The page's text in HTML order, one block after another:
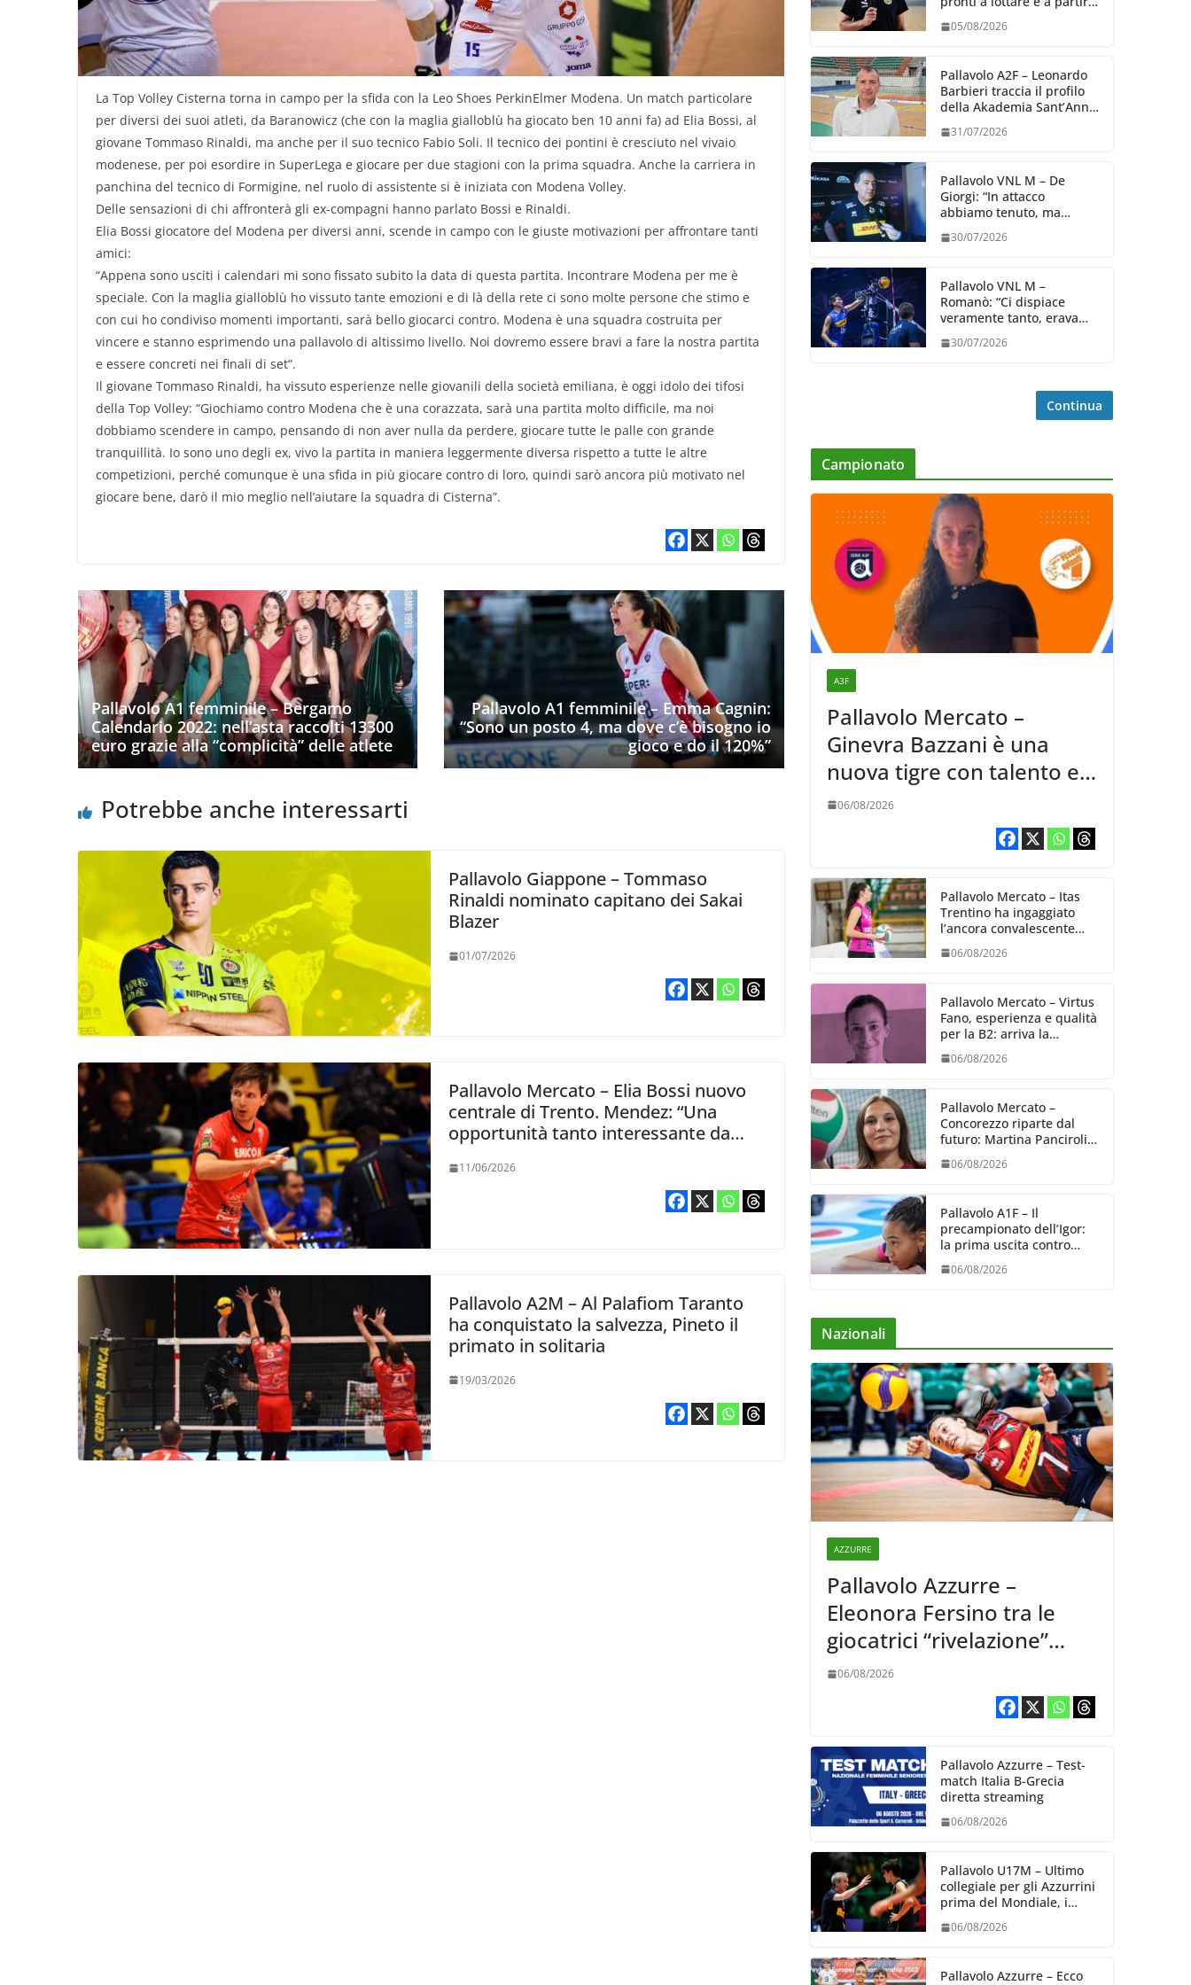
La Top Volley Cisterna torna in campo per la sfida con la Leo Shoes PerkinElmer Modena. Un match particolare
per diversi dei suoi atleti, da Baranowicz (che con la maglia gialloblù ha giocato ben 10 anni fa) ad Elia Bossi, al
giovane Tommaso Rinaldi, ma anche per il suo tecnico Fabio Soli. Il tecnico dei pontini è cresciuto nel vivaio
modenese, per poi esordire in SuperLega e giocare per due stagioni con la prima squadra. Anche la carriera in
panchina del tecnico di Formigine, nel ruolo di assistente si è iniziata con Modena Volley.
Delle sensazioni di chi affronterà gli ex-compagni hanno parlato Bossi e Rinaldi.
Elia Bossi giocatore del Modena per diversi anni, scende in campo con le giuste motivazioni per affrontare tanti
amici:
“Appena sono usciti i calendari mi sono fissato subito la data di questa partita. Incontrare Modena per me è
speciale. Con la maglia gialloblù ho vissuto tante emozioni e di là della rete ci sono molte persone che stimo e
con cui ho condiviso momenti importanti, sarà bello giocarci contro. Modena è una squadra costruita per
vincere e stanno esprimendo una pallavolo di altissimo livello. Noi dovremo essere bravi a fare la nostra partita
e essere concreti nei finali di set”.
Il giovane Tommaso Rinaldi, ha vissuto esperienze nelle giovanili della società emiliana, è oggi idolo dei tifosi
della Top Volley: “Giochiamo contro Modena che è una corazzata, sarà una partita molto difficile, ma noi
dobbiamo scendere in campo, pensando di non aver nulla da perdere, giocare tutte le palle con grande
tranquillità. Io sono uno degli ex, vivo la partita in maniera leggermente diversa rispetto a tutte le altre
competizioni, perché comunque è una sfida in più giocare contro di loro, quindi sarò ancora più motivato nel
giocare bene, darò il mio meglio nell’aiutare la squadra di Cisterna”.
Pallavolo A1 femminile – Bergamo
Calendario 2022: nell’asta raccolti 13300
euro grazie alla “complicità” delle atlete
Pallavolo A1 femminile – Emma Cagnin:
“Sono un posto 4, ma dove c’è bisogno io
gioco e do il 120%”
Potrebbe anche interessarti
Pallavolo Giappone – Tommaso
Rinaldi nominato capitano dei Sakai
Blazer
01/07/2026
Pallavolo Mercato – Elia Bossi nuovo
centrale di Trento. Mendez: “Una
opportunità tanto interessante da
11/06/2026
Pallavolo A2M – Al Palafiom Taranto
ha conquistato la salvezza, Pineto il
primato in solitaria
19/03/2026
giorno”
05/08/2026
Pallavolo A2F – Leonardo
Barbieri traccia il profilo
della Akademia Sant’Anna
31/07/2026
Pallavolo VNL M – De
Giorgi: “In attacco
abbiamo tenuto, ma
dalla prestazione in
30/07/2026
Pallavolo VNL M –
Romanò: “Ci dispiace
veramente tanto, eravamo
impareremo”
30/07/2026
Continua
Campionato
A3F
Pallavolo Mercato –
Ginevra Bazzani è una
nuova tigre con talento ed
entusiasmo
06/08/2026
Pallavolo Mercato – Itas
Trentino ha ingaggiato
l’ancora convalescente
Alexandra Ravarini
06/08/2026
Pallavolo Mercato – Virtus
Fano, esperienza e qualità
per la B2: arriva la
schiacciatrice fermana
Alessia Castellucci
06/08/2026
Pallavolo Mercato –
Concorezzo riparte dal
futuro: Martina Panciroli è
il primo acquisto
06/08/2026
Pallavolo A1F – Il
precampionato dell’Igor:
la prima uscita contro
Bergamo (04/09)
06/08/2026
Nazionali
AZZURRE
Pallavolo Azzurre –
Eleonora Fersino tra le
giocatrici “rivelazione”
della VNL 2026 per
06/08/2026
Pallavolo Azzurre – Test-
match Italia B-Grecia
diretta streaming
06/08/2026
Pallavolo U17M – Ultimo
collegiale per gli Azzurrini
prima del Mondiale, i
06/08/2026
Pallavolo Azzurre – Ecco